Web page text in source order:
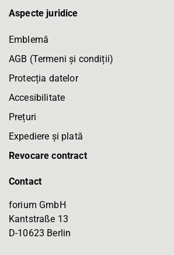
Aspecte juridice
Emblemă
AGB (Termeni și condiții)
Protecția datelor
Accesibilitate
Prețuri
Expediere și plată
Revocare contract
Contact
forium GmbH
Kantstraße 13
D-10623 Berlin